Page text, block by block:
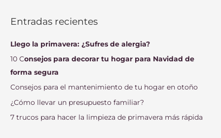
c
r
:
Entradas recientes
Llego la primavera: ¿Sufres de alergia?
10 Consejos para decorar tu hogar para Navidad de
forma segura
Consejos para el mantenimiento de tu hogar en otoño
¿Cómo llevar un presupuesto familiar?
7 trucos para hacer la limpieza de primavera más rápida